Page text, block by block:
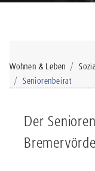
Wohnen & Leben
Seniorenbeirat
Der
Bremervörde